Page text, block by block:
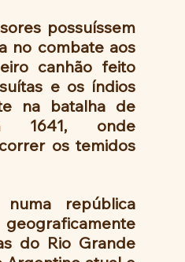
possuíssem
no combate aos
canhão feito
e os índios
na batalha de
1641, onde
os temidos
república
do Rio Grande